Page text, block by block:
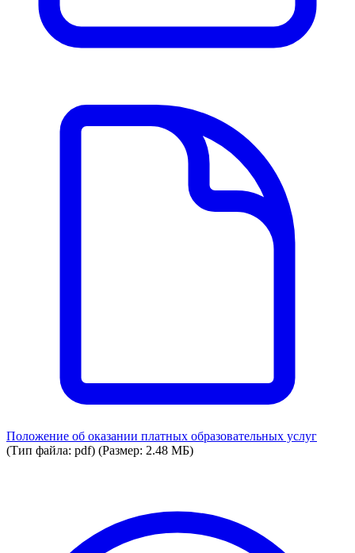
Положение об оказании платных образовательных услуг
(Тип файла: pdf) (Размер: 2.48 МБ)